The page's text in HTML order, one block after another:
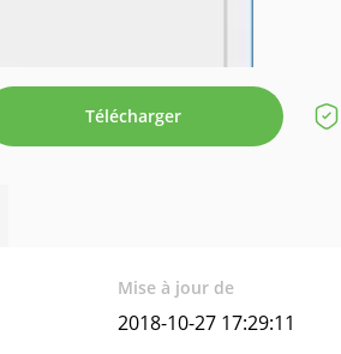
Télécharger
Mise à jour de
2018-10-27 17:29:11